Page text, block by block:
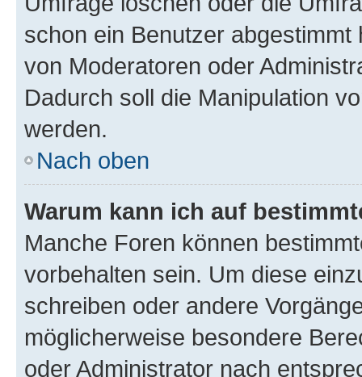
schon ein Benutzer
von Moderatoren oder
Dadurch soll die Manipulation
werden.
Nach oben
Warum kann ich auf
Manche Foren können
vorbehalten sein. Um diese
schreiben oder andere
möglicherweise besondere
oder Administrator nach